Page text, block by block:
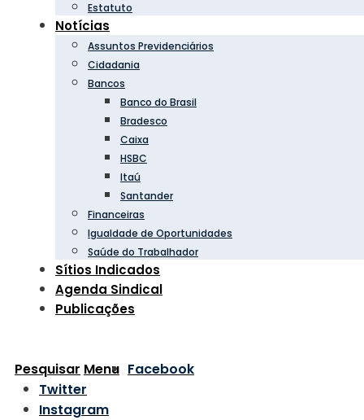
Estatuto
Notícias
Assuntos Previdenciários
Cidadania
Bancos
Banco do Brasil
Bradesco
Caixa
HSBC
Itaú
Santander
Financeiras
Igualdade de Oportunidades
Saúde do Trabalhador
Sítios Indicados
Agenda Sindical
Publicações
Pesquisar Menu Facebook
Twitter
Instagram